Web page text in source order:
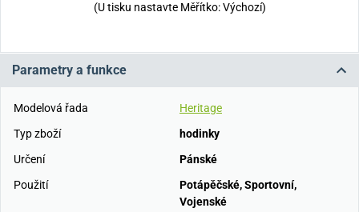
(U tisku nastavte Měřítko: Výchozí)
Parametry a funkce
Modelová řada
Heritage
Typ zboží
hodinky
Určení
Pánské
Použití
Potápěčské,Sportovní,
Vojenské